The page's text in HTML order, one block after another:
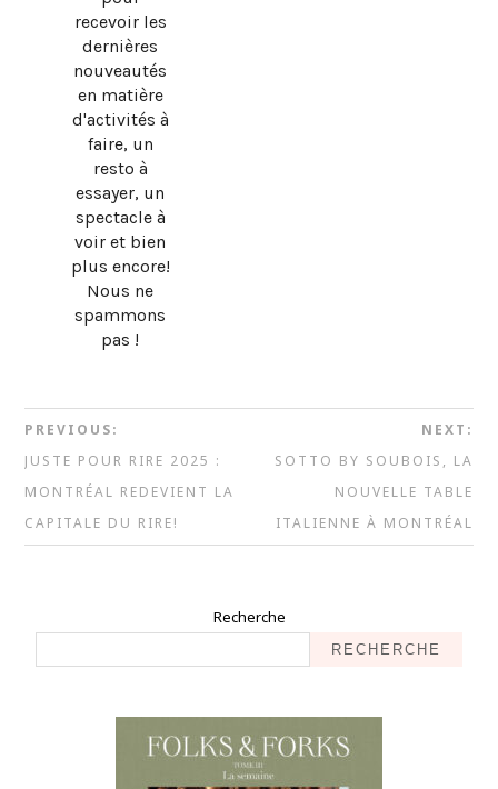
recevoir les
dernières
nouveautés
en matière
d'activités à
faire, un
resto à
essayer, un
spectacle à
voir et bien
plus encore!
Nous ne
spammons
pas !
PREVIOUS:
JUSTE POUR RIRE 2025 :
MONTRÉAL REDEVIENT LA
CAPITALE DU RIRE!
NEXT:
SOTTO BY SOUBOIS, LA
NOUVELLE TABLE
ITALIENNE À MONTRÉAL
Recherche
RECHERCHE